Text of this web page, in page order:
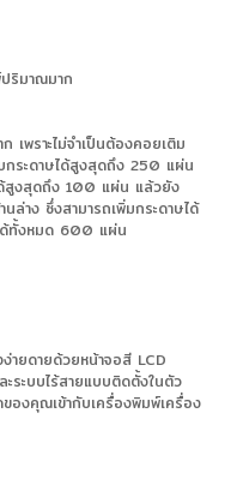
ริมาณมาก
เพราะไม่จำเป็นต้องคอยเติม
กระดาษได้สูงสุดถึง 250 แผ่น
ด้สูงสุดถึง 100 แผ่น แล้วยัง
ล่าง ซึ่งสามารถเพิ่มกระดาษได้
ด้ทั้งหมด 600 แผ่น
ายดายด้วยหน้าจอสี LCD
ะบบไร้สายแบบติดตั้งในตัว
องคุณเข้ากับเครื่องพิมพ์เครื่อง